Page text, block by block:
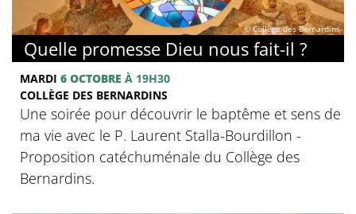
© Collège des Bernardins
Quelle promesse Dieu nous fait-il ?
MARDI 6 OCTOBRE À 19H30
COLLÈGE DES BERNARDINS
Une soirée pour découvrir le baptême et sens de
ma vie avec le P. Laurent Stalla-Bourdillon -
Proposition catéchuménale du Collège des
Bernardins.